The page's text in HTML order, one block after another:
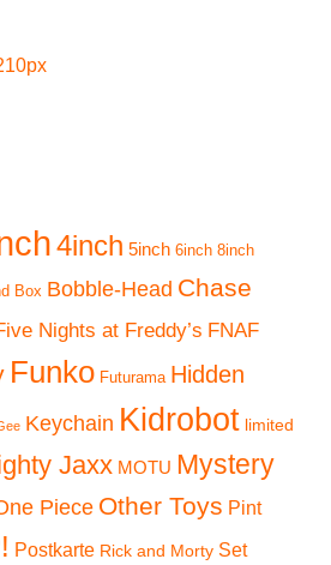
4inch 5inch 6inch 8inch
Box Bobble-Head Chase
Nights at Freddy’s FNAF
Funko Futurama Hidden
Keychain Kidrobot limited
Jaxx MOTU Mystery
Piece Other Toys Pint
Postkarte Rick and Morty Set